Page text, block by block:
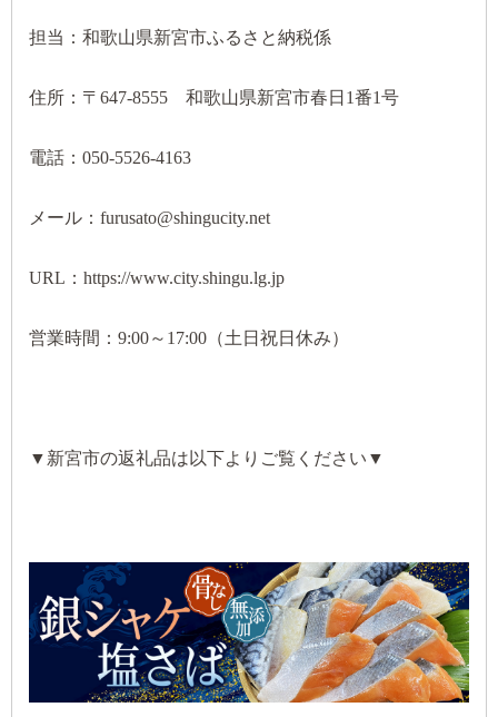
担当：和歌山県新宮市ふるさと納税係
住所：〒647-8555 和歌山県新宮市春日1番1号
電話：050-5526-4163
メール：furusato@shingucity.net
URL：https://www.city.shingu.lg.jp
営業時間：9:00～17:00（土日祝日休み）
▼新宮市の返礼品は以下よりご覧ください▼